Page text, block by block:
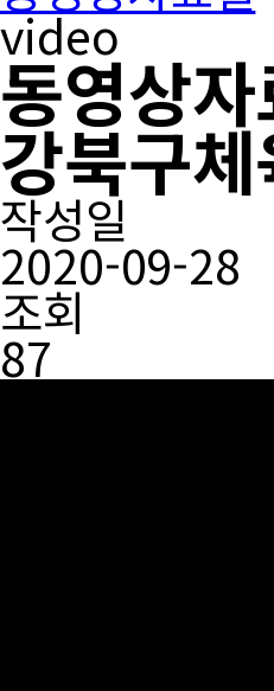
video
동영상
강북구
작성일
2020-09-28
조회
87